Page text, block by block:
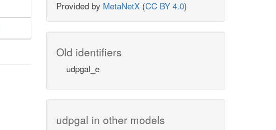
Provided by MetaNetX (CC BY 4.0)
Old identifiers
udpgal_e
udpgal in other models